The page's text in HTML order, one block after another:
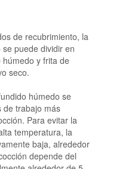
de recubrimiento, la
puede dividir en
y frita de
seco.
húmedo se
de trabajo más
Para evitar la
temperatura, la
baja, alrededor
depende del